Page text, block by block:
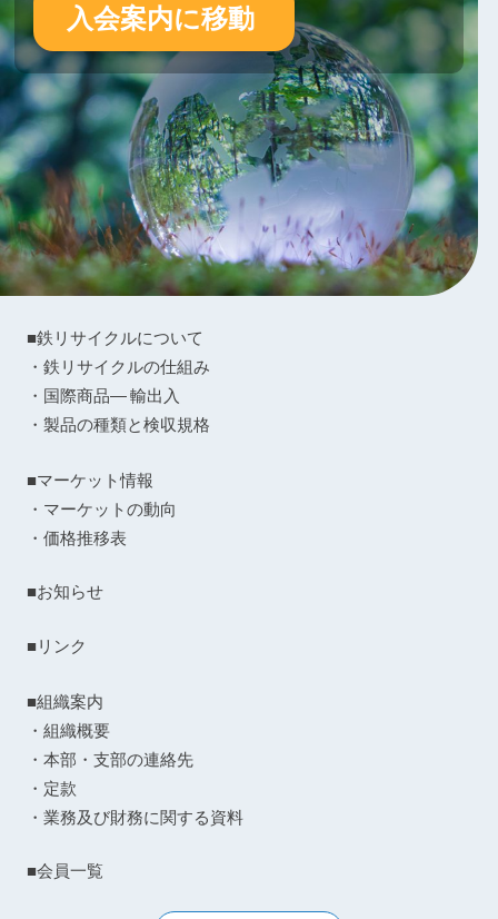
入会案内に移動
■鉄リサイクルについて
・鉄リサイクルの仕組み
・国際商品― 輸出入
・製品の種類と検収規格
■マーケット情報
・マーケットの動向
・価格推移表
■お知らせ
■リンク
■組織案内
・組織概要
・本部・支部の連絡先
・定款
・業務及び財務に関する資料
■会員一覧